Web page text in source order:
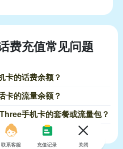
费充值常见问题
卡的话费余额？
卡的流量余额？
手机卡的套餐或流量包？
联系客服 充值记录 关闭